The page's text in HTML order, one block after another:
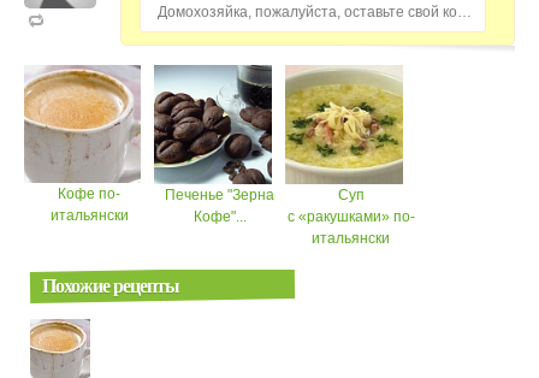
Домохозяйка, пожалуйста, оставьте свой комментарий...
Кофе по-
итальянски
Печенье "Зерна
Кофе"...
Суп
с «ракушками» по-
итальянски
Похожие рецепты